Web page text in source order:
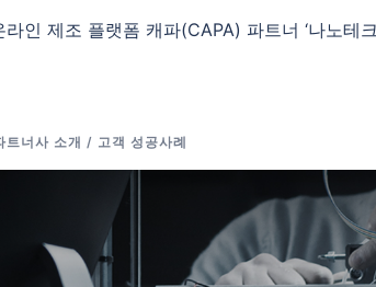
인 제조 플랫폼 캐파(CAPA) 파트너 ‘나노테
트너사 소개 / 고객 성공사례